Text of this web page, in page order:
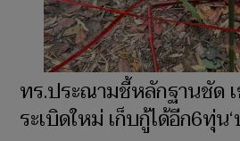
ทร.ประณามชี้หลักฐานชัด
ระเบิดใหม่ เก็บกู้ได้อีก6ทุ่น